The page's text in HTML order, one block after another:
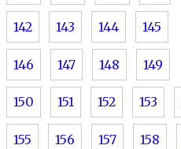
142 143 144 145
146 147 148 149
150 151 152 153
155 156 157 158